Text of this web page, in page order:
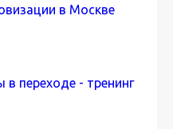
в Москве
переходе - тренинг